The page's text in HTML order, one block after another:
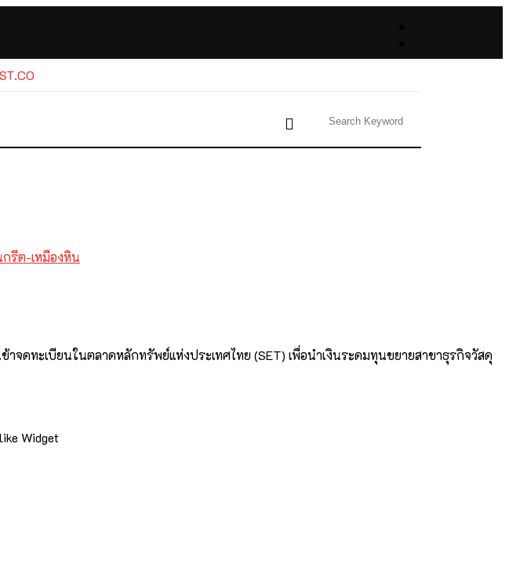
ดทะเบียนในตลาดหลักทรัพย์แห่งประเทศไทย (SET) เพื่อนำเงินระดมทุนขยายสาขาธุรกิจวัสดุ